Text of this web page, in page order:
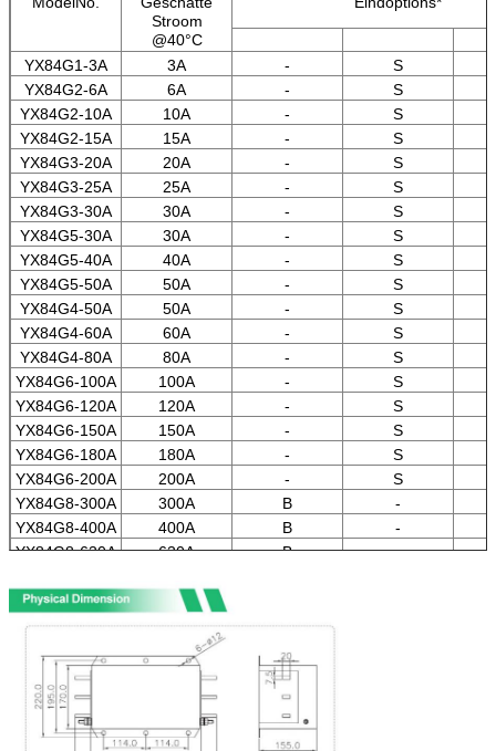
Stroom
@40°C
YX84G1-3A 3A -
S
YX84G2-6A
6A -
S
YX84G2-10A
10A -
S
YX84G2-15A
15A -
S
YX84G3-20A
20A -
S
YX84G3-25A
25A -
S
YX84G3-30A
30A -
S
YX84G5-30A
30A -
S
YX84G5-40A
40A -
S
YX84G5-50A
50A -
S
YX84G4-50A
50A -
S
YX84G4-60A
60A -
S
YX84G4-80A
80A -
S
YX84G6-100A
100A -
S
YX84G6-120A
120A -
S
YX84G6-150A
150A -
S
YX84G6-180A
180A -
S
YX84G6-200A
200A -
S
YX84G8-300A
300A B
-
YX84G8-400A
400A B
-
YX84G8-630A
630A B
-
YX83G9-1000A
1000A
YX83G9-1200A
1200A B